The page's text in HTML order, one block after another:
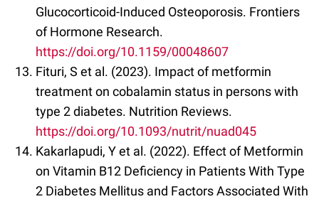
Glucocorticoid-Induced Osteoporosis. Frontiers
of Hormone Research.
https://doi.org/10.1159/00048607
Fituri, S et al. (2023). Impact of metformin
treatment on cobalamin status in persons with
type 2 diabetes. Nutrition Reviews.
https://doi.org/10.1093/nutrit/nuad045
Kakarlapudi, Y et al. (2022). Effect of Metformin
on Vitamin B12 Deficiency in Patients With Type
2 Diabetes Mellitus and Factors Associated With